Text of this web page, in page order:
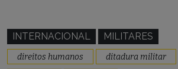
INTERNACIONAL MILITARES
direitos humanos ditadura militar